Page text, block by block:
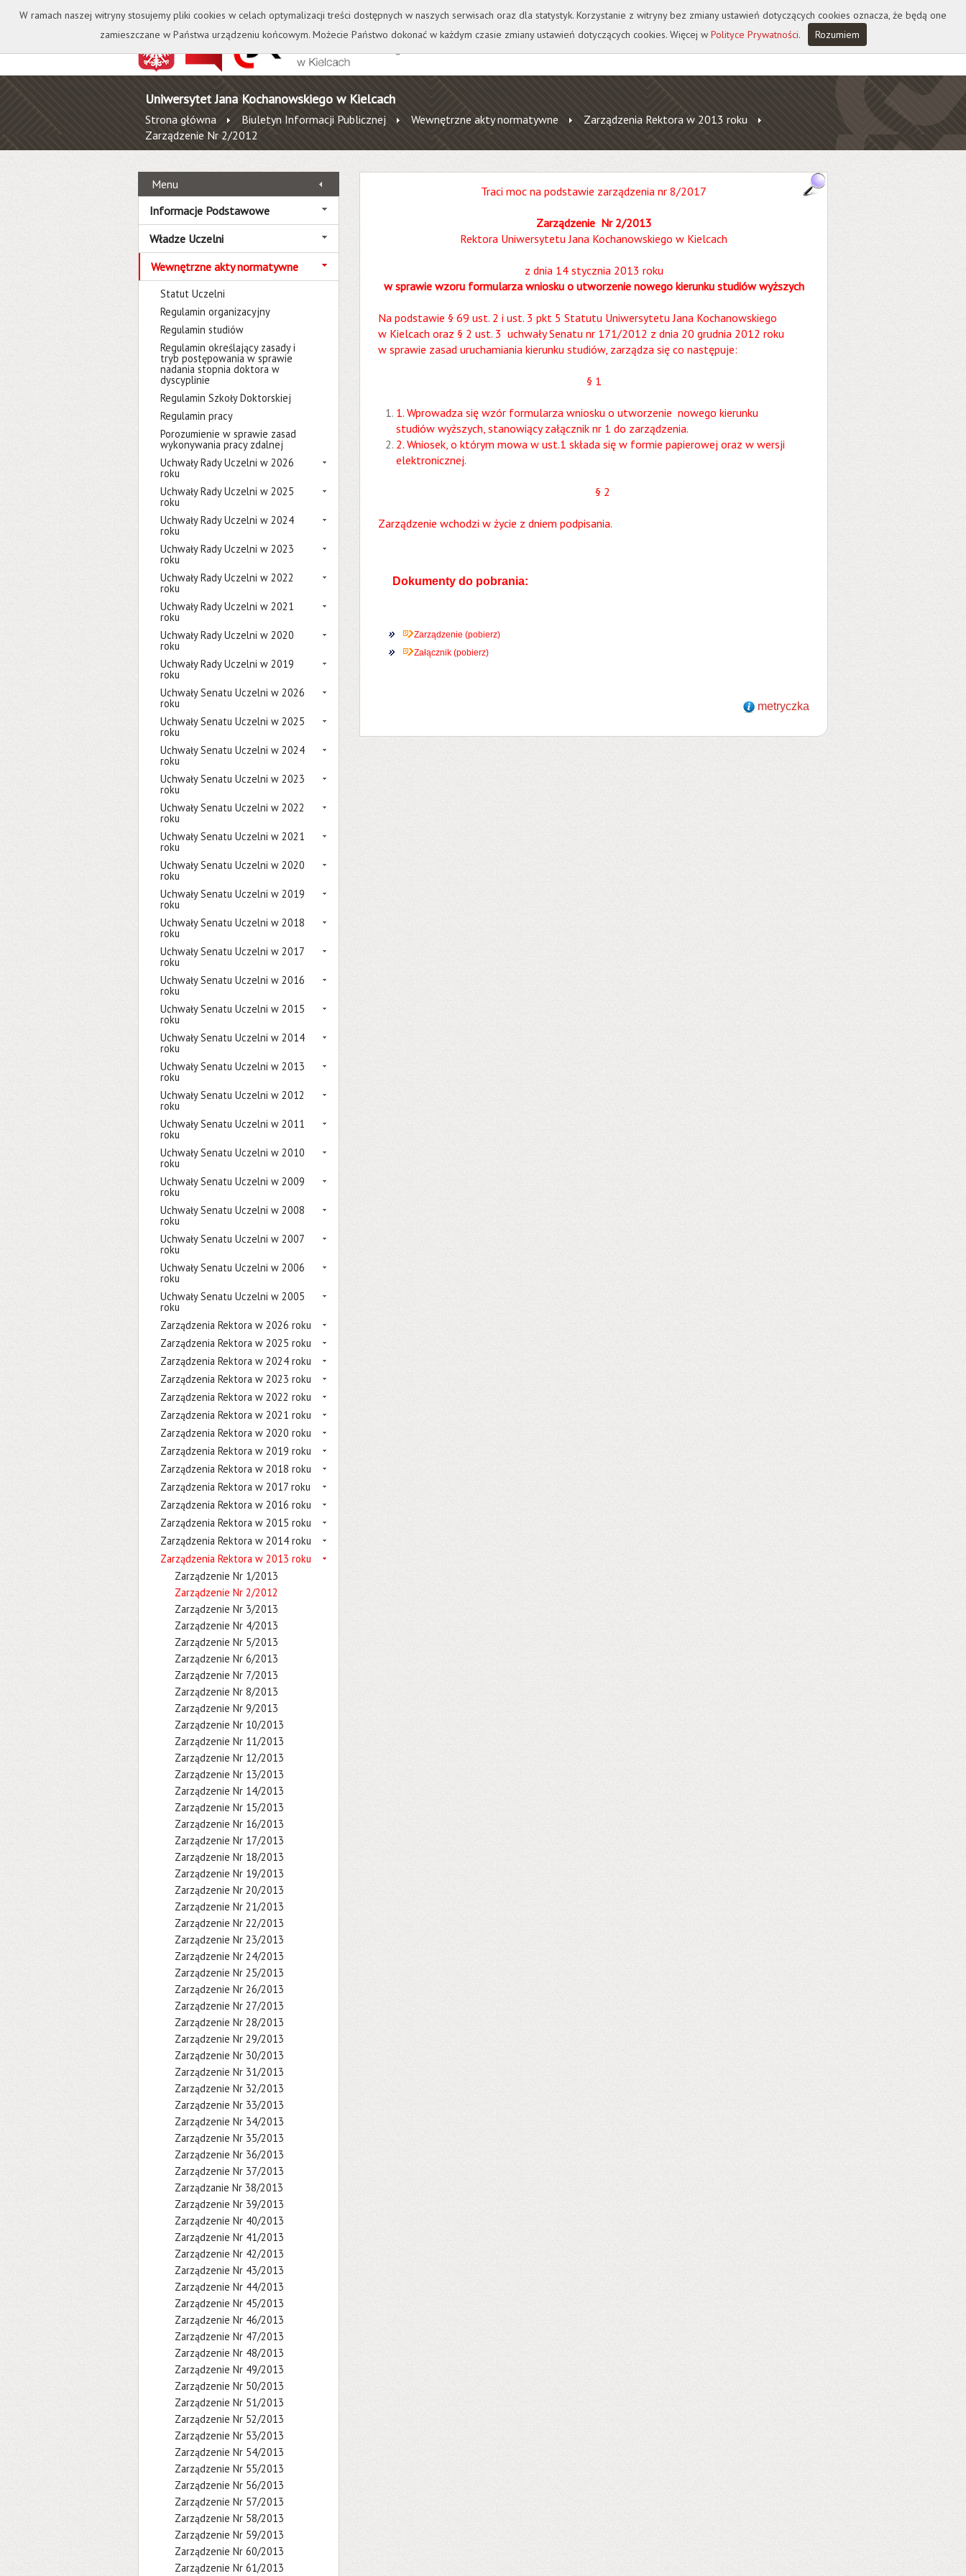
Kontakt Biblioteka Wydawnictwo Wirtualna Uczelnia A A A A
Uniwersytet Jana Kochanowskiego w Kielcach
Strona główna Biuletyn Informacji Publicznej Wewnętrzne akty normatywne
Zarządzenia Rektora w 2013 roku
Zarządzenie Nr 2/2012
Menu
Informacje Podstawowe
Władze Uczelni
Wewnętrzne akty normatywne
Statut Uczelni
Regulamin organizacyjny
Regulamin studiów
Regulamin określający zasady i
tryb postępowania w sprawie
nadania stopnia doktora w
dyscyplinie
Regulamin Szkoły Doktorskiej
Regulamin pracy
Porozumienie w sprawie zasad
wykonywania pracy zdalnej
Uchwały Rady Uczelni w 2026
roku
Uchwały Rady Uczelni w 2025
roku
Uchwały Rady Uczelni w 2024
roku
Uchwały Rady Uczelni w 2023
roku
Uchwały Rady Uczelni w 2022
roku
Uchwały Rady Uczelni w 2021
roku
Uchwały Rady Uczelni w 2020
roku
Uchwały Rady Uczelni w 2019
roku
Uchwały Senatu Uczelni w 2026
roku
Uchwały Senatu Uczelni w 2025
roku
Uchwały Senatu Uczelni w 2024
roku
Uchwały Senatu Uczelni w 2023
roku
Uchwały Senatu Uczelni w 2022
roku
Uchwały Senatu Uczelni w 2021
roku
Uchwały Senatu Uczelni w 2020
roku
Uchwały Senatu Uczelni w 2019
roku
Uchwały Senatu Uczelni w 2018
roku
Uchwały Senatu Uczelni w 2017
roku
Uchwały Senatu Uczelni w 2016
roku
Uchwały Senatu Uczelni w 2015
roku
Uchwały Senatu Uczelni w 2014
roku
Uchwały Senatu Uczelni w 2013
roku
Uchwały Senatu Uczelni w 2012
roku
Uchwały Senatu Uczelni w 2011
roku
Uchwały Senatu Uczelni w 2010
roku
Uchwały Senatu Uczelni w 2009
roku
Uchwały Senatu Uczelni w 2008
roku
Uchwały Senatu Uczelni w 2007
roku
Uchwały Senatu Uczelni w 2006
roku
Uchwały Senatu Uczelni w 2005
roku
Zarządzenia Rektora w 2026 roku
Zarządzenia Rektora w 2025 roku
Zarządzenia Rektora w 2024 roku
Zarządzenia Rektora w 2023 roku
Zarządzenia Rektora w 2022 roku
Zarządzenia Rektora w 2021 roku
Zarządzenia Rektora w 2020 roku
Zarządzenia Rektora w 2019 roku
Zarządzenia Rektora w 2018 roku
Zarządzenia Rektora w 2017 roku
Zarządzenia Rektora w 2016 roku
Zarządzenia Rektora w 2015 roku
Zarządzenia Rektora w 2014 roku
Zarządzenia Rektora w 2013 roku
Zarządzenie Nr 1/2013
Zarządzenie Nr 2/2012
Zarządzenie Nr 3/2013
Zarządzenie Nr 4/2013
Zarządzenie Nr 5/2013
Zarządzenie Nr 6/2013
Zarządzenie Nr 7/2013
Zarządzenie Nr 8/2013
Zarządzenie Nr 9/2013
Zarządzenie Nr 10/2013
Zarządzenie Nr 11/2013
Zarządzenie Nr 12/2013
Zarządzenie Nr 13/2013
Zarządzenie Nr 14/2013
Zarządzenie Nr 15/2013
Zarządzenie Nr 16/2013
Zarządzenie Nr 17/2013
Zarządzenie Nr 18/2013
Zarządzenie Nr 19/2013
Zarządzenie Nr 20/2013
Zarządzenie Nr 21/2013
Zarządzenie Nr 22/2013
Zarządzenie Nr 23/2013
Zarządzenie Nr 24/2013
Zarządzenie Nr 25/2013
Zarządzenie Nr 26/2013
Zarządzenie Nr 27/2013
Zarządzenie Nr 28/2013
Zarządzenie Nr 29/2013
Zarządzenie Nr 30/2013
Zarządzenie Nr 31/2013
Zarządzenie Nr 32/2013
Zarządzenie Nr 33/2013
Zarządzenie Nr 34/2013
Zarządzenie Nr 35/2013
Zarządzenie Nr 36/2013
Zarządzenie Nr 37/2013
Zarządzanie Nr 38/2013
Zarządzenie Nr 39/2013
Zarządzenie Nr 40/2013
Zarządzenie Nr 41/2013
Zarządzenie Nr 42/2013
Zarządzenie Nr 43/2013
Zarządzenie Nr 44/2013
Zarządzenie Nr 45/2013
Zarządzenie Nr 46/2013
Zarządzenie Nr 47/2013
Zarządzenie Nr 48/2013
Zarządzenie Nr 49/2013
Zarządzenie Nr 50/2013
Zarządzenie Nr 51/2013
Zarządzenie Nr 52/2013
Zarządzenie Nr 53/2013
Zarządzenie Nr 54/2013
Zarządzenie Nr 55/2013
Zarządzenie Nr 56/2013
Zarządzenie Nr 57/2013
Zarządzenie Nr 58/2013
Zarządzenie Nr 59/2013
Zarządzenie Nr 60/2013
Zarządzenie Nr 61/2013
Traci moc na podstawie zarządzenia nr 8/2017
Zarządzenie Nr 2/2013
Rektora Uniwersytetu Jana Kochanowskiego w Kielcach
z dnia 14 stycznia 2013 roku
w sprawie wzoru formularza wniosku o utworzenie nowego kierunku studiów wyższych
Na podstawie § 69 ust. 2 i ust. 3 pkt 5 Statutu Uniwersytetu Jana Kochanowskiego
w Kielcach oraz § 2 ust. 3 uchwały Senatu nr 171/2012 z dnia 20 grudnia 2012 roku
w sprawie zasad uruchamiania kierunku studiów, zarządza się co następuje:
§ 1
1. Wprowadza się wzór formularza wniosku o utworzenie nowego kierunku
studiów wyższych, stanowiący załącznik nr 1 do zarządzenia.
2. Wniosek, o którym mowa w ust.1 składa się w formie papierowej oraz w wersji
elektronicznej.
§ 2
Zarządzenie wchodzi w życie z dniem podpisania.
Dokumenty do pobrania:
Zarządzenie (pobierz)
Załącznik (pobierz)
metryczka
W ramach naszej witryny stosujemy pliki cookies w celach optymalizacji treści dostępnych w naszych serwisach oraz dla statystyk. Korzystanie z witryny bez zmiany ustawień dotyczących cookies oznacza, że będą one
zamieszczane w Państwa urządzeniu końcowym. Możecie Państwo dokonać w każdym czasie zmiany ustawień dotyczących cookies. Więcej w Polityce Prywatności. Rozumiem